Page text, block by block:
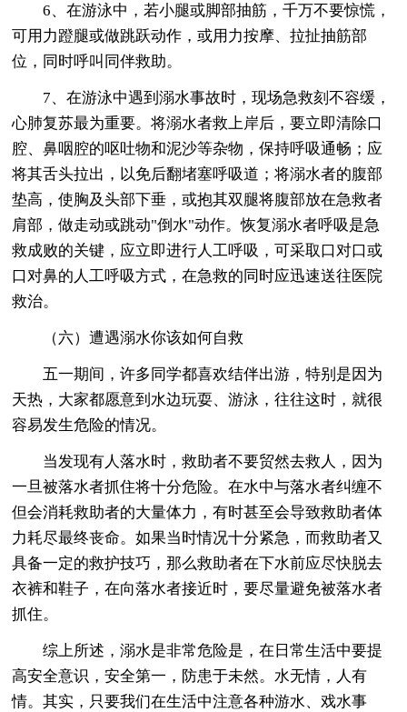
6、在游泳中，若小腿或脚部抽筋，千万不要惊慌，
可用力蹬腿或做跳跃动作，或用力按摩、拉扯抽筋部
位，同时呼叫同伴救助。
7、在游泳中遇到溺水事故时，现场急救刻不容缓，
心肺复苏最为重要。将溺水者救上岸后，要立即清除口
腔、鼻咽腔的呕吐物和泥沙等杂物，保持呼吸通畅；应
将其舌头拉出，以免后翻堵塞呼吸道；将溺水者的腹部
垫高，使胸及头部下垂，或抱其双腿将腹部放在急救者
肩部，做走动或跳动"倒水"动作。恢复溺水者呼吸是急
救成败的关键，应立即进行人工呼吸，可采取口对口或
口对鼻的人工呼吸方式，在急救的同时应迅速送往医院
救治。
（六）遭遇溺水你该如何自救
五一期间，许多同学都喜欢结伴出游，特别是因为
天热，大家都愿意到水边玩耍、游泳，往往这时，就很
容易发生危险的情况。
当发现有人落水时，救助者不要贸然去救人，因为
一旦被落水者抓住将十分危险。在水中与落水者纠缠不
但会消耗救助者的大量体力，有时甚至会导致救助者体
力耗尽最终丧命。如果当时情况十分紧急，而救助者又
具备一定的救护技巧，那么救助者在下水前应尽快脱去
衣裤和鞋子，在向落水者接近时，要尽量避免被落水者
抓住。
综上所述，溺水是非常危险是，在日常生活中要提
高安全意识，安全第一，防患于未然。水无情，人有
情。其实，只要我们在生活中注意各种游水、戏水事